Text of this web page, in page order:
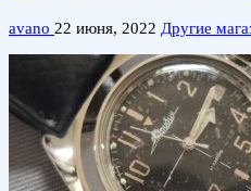
avano 22 июня, 2022 Другие